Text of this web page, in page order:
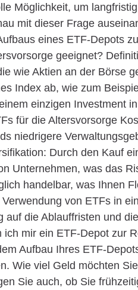
Möglichkeit, um
mit dieser Frage
eines ETF-Depots
geeignet?
wie Aktien an der Börse
Index ab, wie zum
einzigen Investment
für die Altersvorsorge
niedrigere
Durch den Kauf
Unternehmen, was das
handelbar, was Ihnen
von ETFs in
auf die Ablauffristen und
mir ein ETF-Depot zur
Aufbau Ihres ETF-
Wie viel Geld möchten
Sie auch, ob Sie